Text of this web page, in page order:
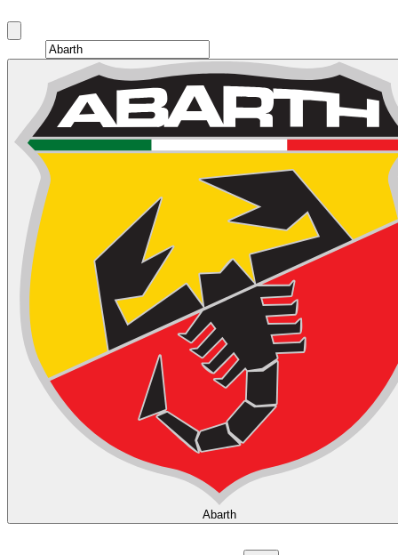
Abarth